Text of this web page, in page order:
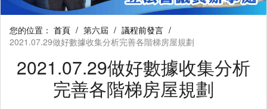
您的位置： 首頁 / 第六屆 / 議程前發言 /
2021.07.29做好數據收集分析完善各階梯房屋規劃
2021.07.29做好數據收集分析
完善各階梯房屋規劃